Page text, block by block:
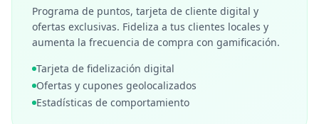
Programa de puntos, tarjeta de cliente digital y
ofertas exclusivas. Fideliza a tus clientes locales y
aumenta la frecuencia de compra con gamificación.
Tarjeta de fidelización digital
Ofertas y cupones geolocalizados
Estadísticas de comportamiento